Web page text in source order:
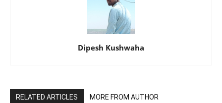
Dipesh Kushwaha
RELATED ARTICLES MORE FROM AUTHOR